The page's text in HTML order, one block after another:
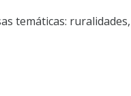
temáticas: